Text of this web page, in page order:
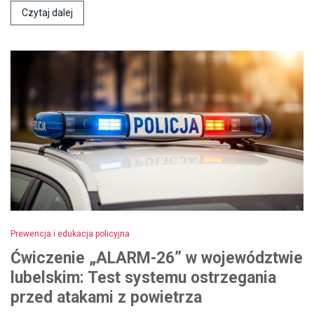
Czytaj dalej
Prewencja i edukacja policyjna
Ćwiczenie „ALARM-26” w województwie
lubelskim: Test systemu ostrzegania
przed atakami z powietrza